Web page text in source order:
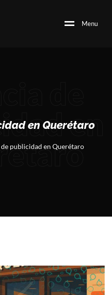
Menu
en
en Querétaro
de publicidad en Querétaro